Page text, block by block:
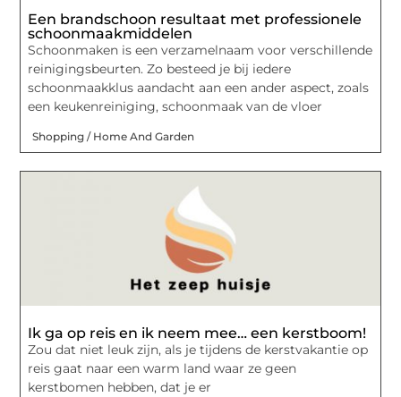
Een brandschoon resultaat met professionele
schoonmaakmiddelen
Schoonmaken is een verzamelnaam voor verschillende
reinigingsbeurten. Zo besteed je bij iedere
schoonmaakklus aandacht aan een ander aspect, zoals
een keukenreiniging, schoonmaak van de vloer
Shopping / Home And Garden
Ik ga op reis en ik neem mee… een kerstboom!
Zou dat niet leuk zijn, als je tijdens de kerstvakantie op
reis gaat naar een warm land waar ze geen
kerstbomen hebben, dat je er